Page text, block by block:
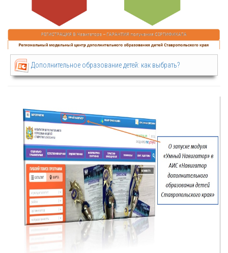
Дополнительное образование детей: как выбрать?